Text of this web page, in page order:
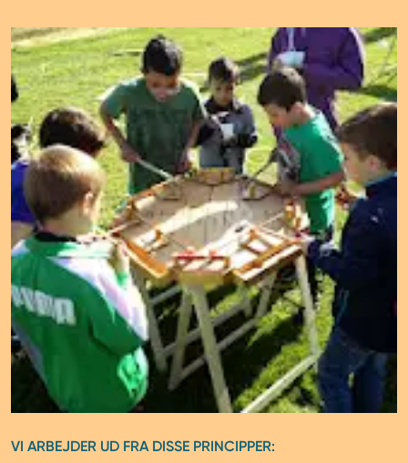
VI ARBEJDER UD FRA DISSE PRINCIPPER: